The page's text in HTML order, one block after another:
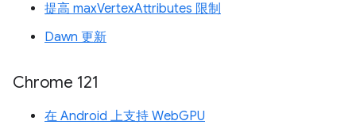
提高 maxVertexAttributes 限制
Dawn 更新
Chrome 121
在 Android 上支持 WebGPU